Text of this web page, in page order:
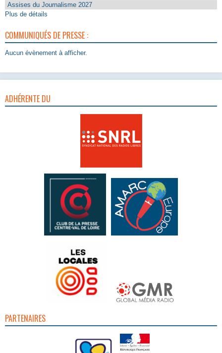
Assises du Journalisme 2027
Plus de détails
COMMUNIQUÉS DE PRESSE :
Aucun évènement à afficher.
ADHÉRENTE DU
PARTENAIRES